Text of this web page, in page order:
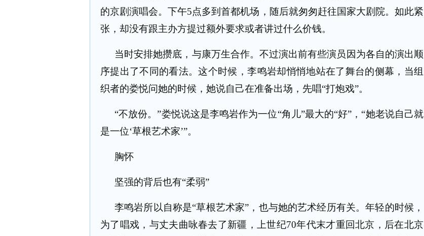
的京剧演唱会。下午5点多到首都机场，随后就匆匆赶往国家大剧院。如此紧
张，却没有跟主办方提过额外要求或者讲过什么价钱。
当时安排她攒底，与康万生合作。不过演出前有些演员因为各自的演出顺
序提出了不同的看法。这个时候，李鸣岩却悄悄地站在了舞台的侧幕，当组
织者的娄悦问她的时候，她说自己在准备出场，先唱“打炮戏”。
“不放份。”娄悦说这是李鸣岩作为一位“角儿”最大的“好”，“她老说自己就
是一位‘草根艺术家’”。
胸怀
坚强的背后也有“柔弱”
李鸣岩所以自称是“草根艺术家”，也与她的艺术经历有关。年轻的时候，
为了唱戏，与丈夫曲咏春去了新疆，上世纪70年代末才重回北京，后在北京